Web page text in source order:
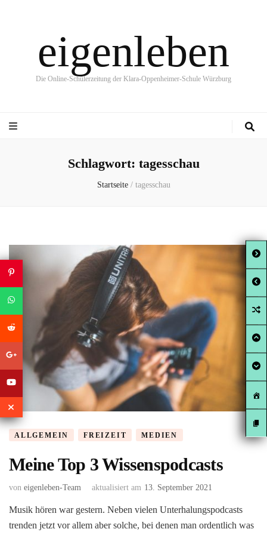
eigenleben
Die Online-Schülerzeitung der Klara-Oppenheimer-Schule Würzburg
Schlagwort: tagesschau
Startseite / tagesschau
ALLGEMEIN FREIZEIT MEDIEN
Meine Top 3 Wissenspodcasts
von eigenleben-Team aktualisiert am 13. September 2021
Musik hören war gestern. Neben vielen Unterhalungspodcasts
trenden jetzt vor allem aber solche, bei denen man ordentlich was